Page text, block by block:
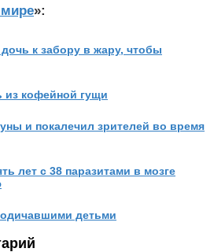
»:
к забору в жару, чтобы
кофейной гущи
и покалечил зрителей во время
лет с 38 паразитами в мозге
детьми